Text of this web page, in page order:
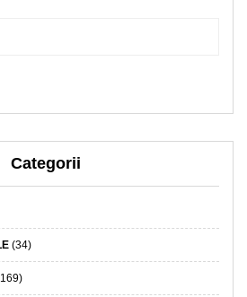
Categorii
(34)